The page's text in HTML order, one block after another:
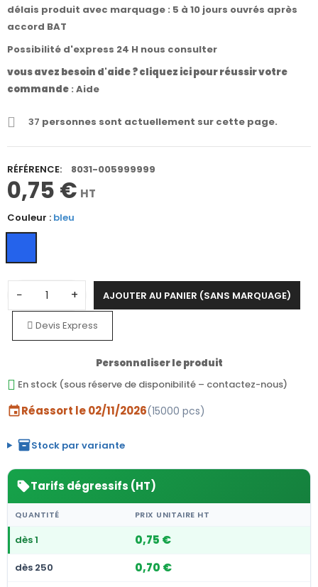
délais produit avec marquage : 5 à 10 jours ouvrés après
accord BAT
Possibilité d'express 24 H nous consulter
vous avez besoin d'aide ? cliquez ici pour réussir votre
commande : Aide
37 personnes sont actuellement sur cette page.
RÉFÉRENCE: 8031-005999999
0,75 € HT
Couleur : bleu
− + AJOUTER AU PANIER (SANS MARQUAGE)
Devis Express
Personnaliser le produit
En stock (sous réserve de disponibilité – contactez-nous)
eventRéassort le 02/11/2026(15000 pcs)
inventory_2Stock par variante
sellTarifs dégressifs (HT)
QUANTITÉ PRIX UNITAIRE HT
dès 1 0,75 €
dès 250 0,70 €